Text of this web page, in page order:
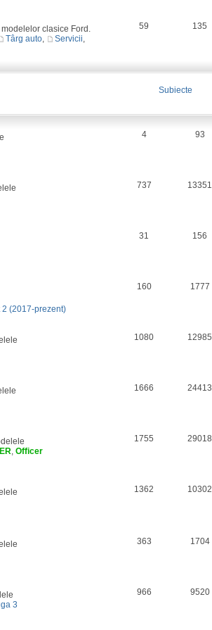
clasice Ford.
Târg auto, Servicii,
59 135
Subiecte
4 93
737 13351
31 156
2 (2017-prezent)
160 1777
1080 12985
1666 24413
, Officer
1755 29018
1362 10302
363 1704
3
966 9520